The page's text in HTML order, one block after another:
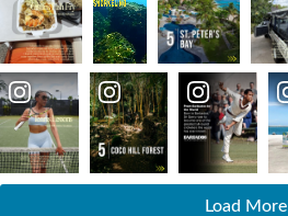
Load More